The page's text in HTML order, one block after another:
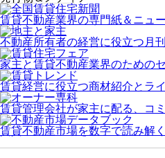
賃貸不動産業界の専門紙＆ニュ
不動産所有者の経営に役立つ月
家主と賃貸不動産業界のための
賃貸経営に役立つ商材紹介とラ
賃貸管理会社が家主に配る、コ
賃貸不動産市場を数字で読み解